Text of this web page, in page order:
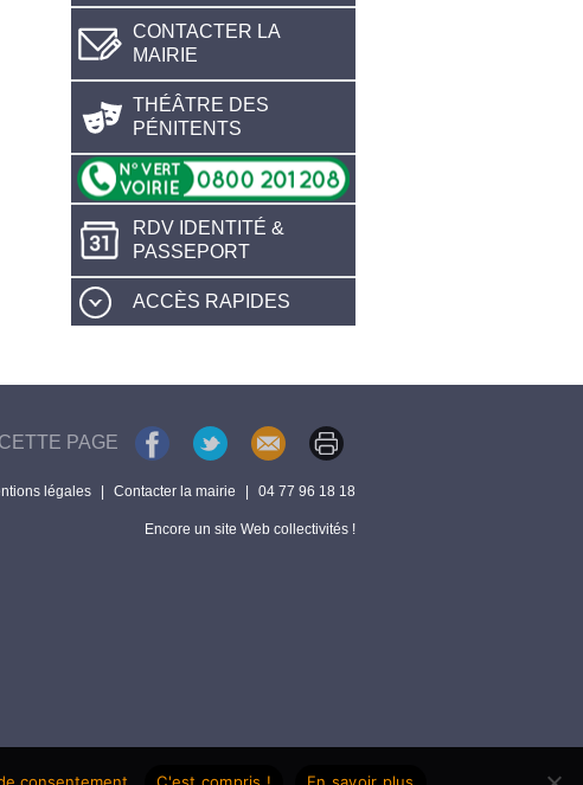
CONTACTER LA
MAIRIE
THÉÂTRE DES
PÉNITENTS
RDV IDENTITÉ &
PASSEPORT
ACCÈS RAPIDES
PAGE
légales Contacter la mairie 04 77 96 18 18
Encore un site Web collectivités !